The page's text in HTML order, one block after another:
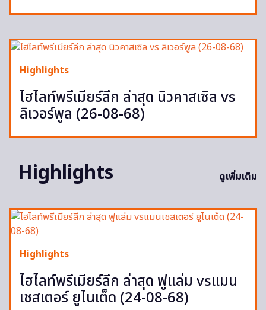
Highlights
ไฮไลท์พรีเมียร์ลีก ล่าสุด นิวคาสเซิล vs
ลิเวอร์พูล (26-08-68)
Highlights ดูเพิ่มเติม
Highlights
ไฮไลท์พรีเมียร์ลีก ล่าสุด ฟูแล่ม vsแมน
เชสเตอร์ ยูไนเต็ด (24-08-68)